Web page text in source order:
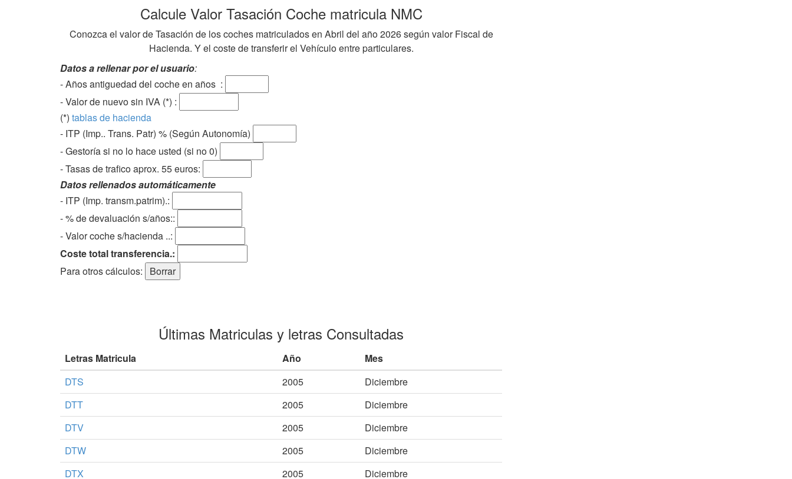
Calcule Valor Tasación Coche matricula NMC
Conozca el valor de Tasación de los coches matriculados en Abril del año 2026 según valor Fiscal de
Hacienda. Y el coste de transferir el Vehículo entre particulares.
Datos a rellenar por el usuario:
- Años antiguedad del coche en años :
- Valor de nuevo sin IVA (*) :
(*) tablas de hacienda
- ITP (Imp.. Trans. Patr) % (Según Autonomía)
- Gestoría si no lo hace usted (si no 0)
-Tasas de trafico aprox. 55 euros:
Datos rellenados automáticamente
- ITP (Imp. transm.patrim).:
- % de devaluación s/años::
- Valor coche s/hacienda ..:
Coste total transferencia.:
Para otros cálculos:
Últimas Matriculas y letras Consultadas
Letras Matricula Año
Mes
DTS
2005
Diciembre
DTT
2005
Diciembre
DTV
2005
Diciembre
DTW
2005
Diciembre
DTX
2005 Diciembre